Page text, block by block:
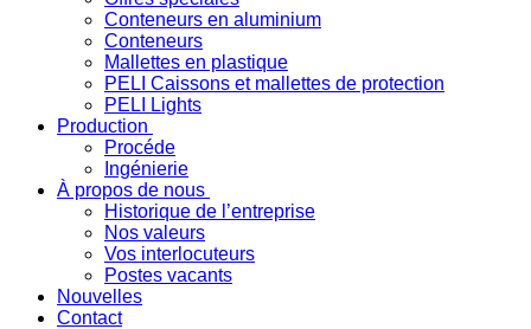
Conteneurs en aluminium
Conteneurs
Mallettes en plastique
PELI Caissons et mallettes de protection
PELI Lights
Production
Procéde
Ingénierie
À propos de nous
Historique de l’entreprise
Nos valeurs
Vos interlocuteurs
Postes vacants
Nouvelles
Contact